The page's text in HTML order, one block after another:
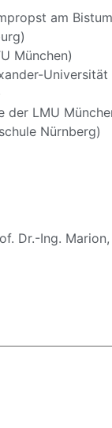
am
München)
Universität
der LMU
Nürnberg)
Dr.-Ing. Marion,